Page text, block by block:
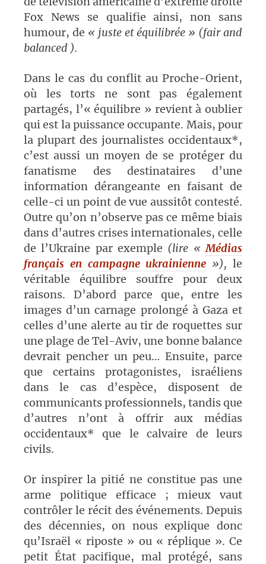
Fox News se qualifie ainsi, non sans
humour, de « juste et équilibrée » (fair and
balanced ).
Dans le cas du conflit au Proche-Orient,
où les torts ne sont pas également
partagés, l’« équilibre » revient à oublier
qui est la puissance occupante. Mais, pour
la plupart des journalistes occidentaux*,
c’est aussi un moyen de se protéger du
fanatisme des destinataires d’une
information dérangeante en faisant de
celle-ci un point de vue aussitôt contesté.
Outre qu’on n’observe pas ce même biais
dans d’autres crises internationales, celle
de l’Ukraine par exemple (lire « Médias
français en campagne ukrainienne »), le
véritable équilibre souffre pour deux
raisons. D’abord parce que, entre les
images d’un carnage prolongé à Gaza et
celles d’une alerte au tir de roquettes sur
une plage de Tel-Aviv, une bonne balance
devrait pencher un peu… Ensuite, parce
que certains protagonistes, israéliens
dans le cas d’espèce, disposent de
communicants professionnels, tandis que
d’autres n’ont à offrir aux médias
occidentaux* que le calvaire de leurs
civils.
Or inspirer la pitié ne constitue pas une
arme politique efficace
; mieux vaut
contrôler le récit des événements. Depuis
des décennies, on nous explique donc
qu’Israël « riposte » ou « réplique ». Ce
petit État pacifique, mal protégé, sans